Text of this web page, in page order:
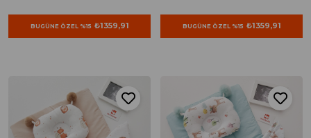
BUGÜNE ÖZEL %15 ₺1359,91 BUGÜNE ÖZEL %15 ₺1359,91